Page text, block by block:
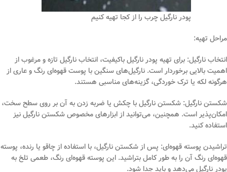
پودر نارگیل چرب را از کجا تهیه کنیم
مراحل تهیه:
انتخاب نارگیل: برای تهیه پودر نارگیل باکیفیت، انتخاب نارگیل تازه و مرغوب از
اهمیت بالایی برخوردار است. نارگیل‌های سنگین با پوست قهوه‌ای رنگ و عاری از
هرگونه لکه یا ترک خوردگی، گزینه‌های مناسبی هستند.
شکستن نارگیل: شکستن نارگیل با چکش یا ضربه زدن به آن بر روی سطح سخت،
امکان‌پذیر است. همچنین، می‌توانید از ابزارهای مخصوص شکستن نارگیل نیز
استفاده کنید.
تراشیدن پوسته قهوه‌ای: پس از شکستن نارگیل، با استفاده از چاقو یا رنده، پوسته
قهوه‌ای رنگ آن را به طور کامل بتراشید. این پوسته قهوه‌ای رنگ، طعمی تلخ به
پودر نارگیل می‌دهد و باید جدا شود.